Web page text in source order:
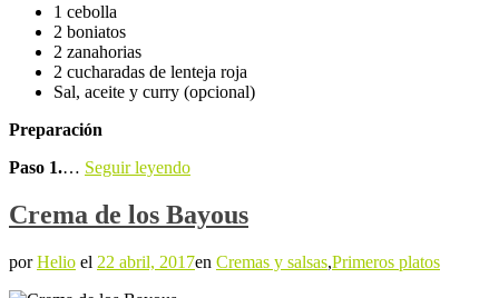
1 cebolla
2 boniatos
2 zanahorias
2 cucharadas de lenteja roja
Sal, aceite y curry (opcional)
Preparación
Paso 1.… Seguir leyendo
Crema de los Bayous
porHelio el 22 abril, 2017en Cremas y salsas,Primeros platos